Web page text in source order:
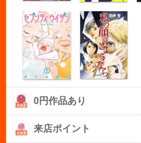
0円作品あり
来店ポイント